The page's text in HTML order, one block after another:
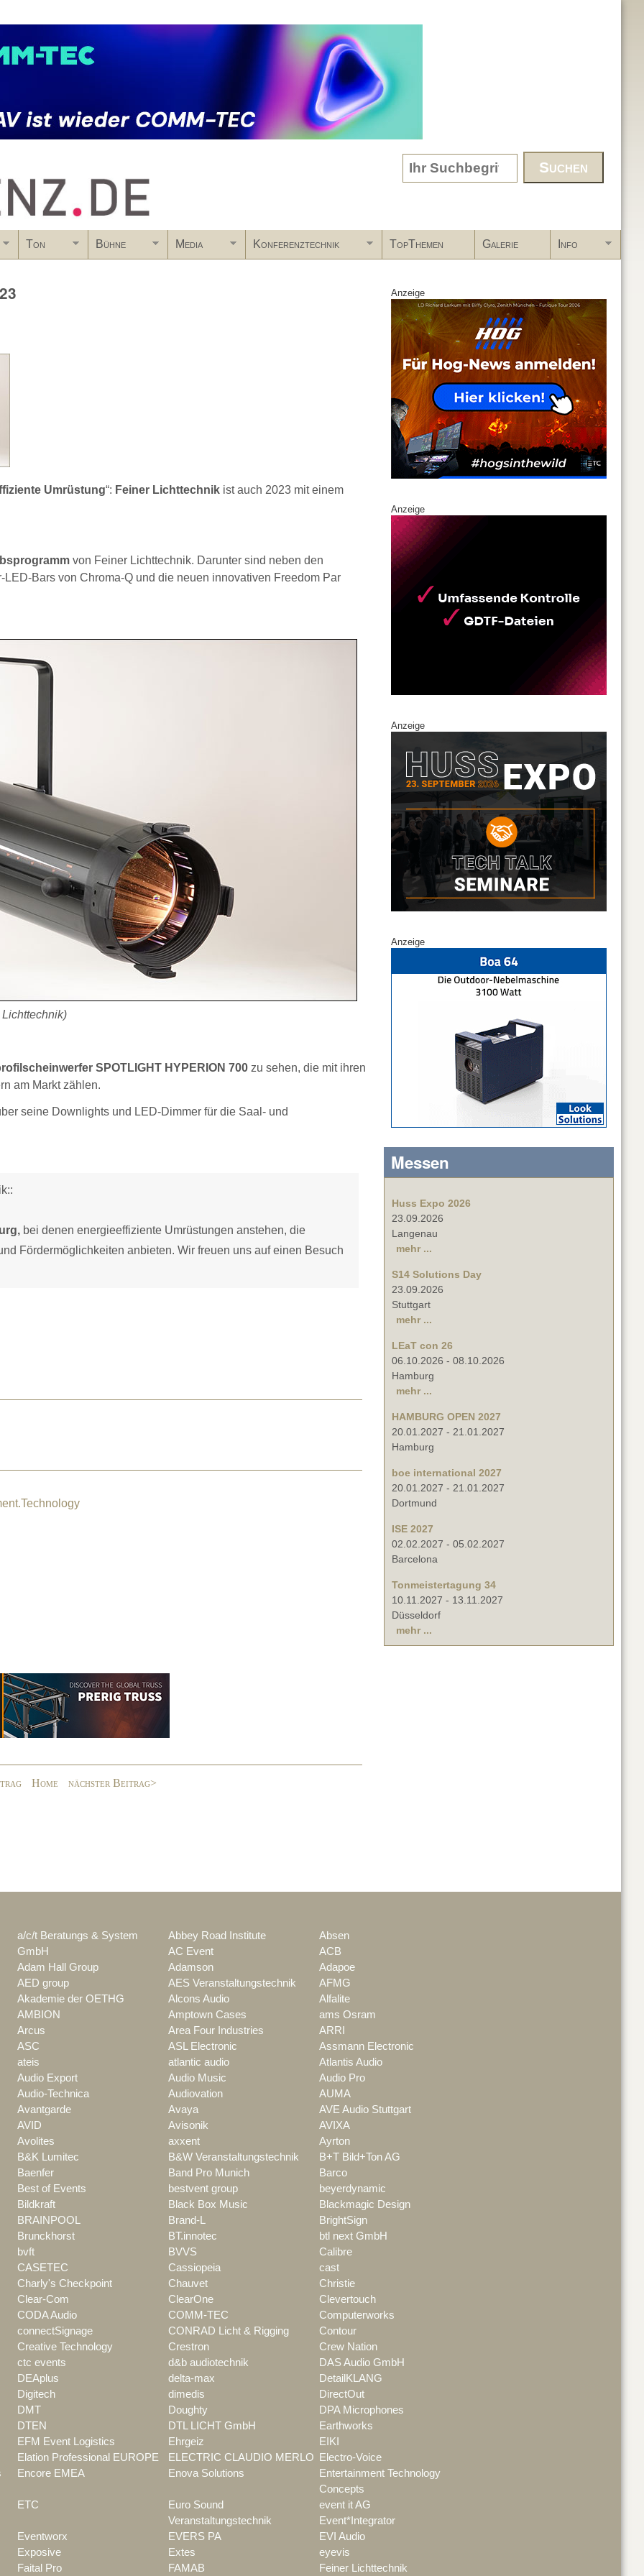
Search form
Ton Bühne Media Konferenztechnik TopThemen Galerie Info
Umrüstung“: Feiner Lichttechnik ist auch 2023 mit einem
von Feiner Lichttechnik. Darunter sind neben den
Bars von Chroma-Q und die neuen innovativen Freedom Par
SPOTLIGHT HYPERION 700 zu sehen, die mit ihren
am Markt zählen.
seine Downlights und LED-Dimmer für die Saal- und
bei denen energieeffiziente Umrüstungen anstehen, die
Fördermöglichkeiten anbieten. Wir freuen uns auf einen Besuch
Home nächster Beitrag>
Anzeige
Anzeige
Anzeige
Anzeige
Messen
Huss Expo 2026
23.09.2026
Langenau
mehr ...
S14 Solutions Day
23.09.2026
Stuttgart
mehr ...
LEaT con 26
06.10.2026 - 08.10.2026
Hamburg
mehr ...
HAMBURG OPEN 2027
20.01.2027 - 21.01.2027
Hamburg
boe international 2027
20.01.2027 - 21.01.2027
Dortmund
ISE 2027
02.02.2027 - 05.02.2027
Barcelona
Tonmeistertagung 34
10.11.2027 - 13.11.2027
Düsseldorf
mehr ...
a/c/t Beratungs & System
GmbH
Abbey Road Institute
Absen
AC Event
ACB
Adam Hall Group Adamson
Adapoe
AED group AES Veranstaltungstechnik
AFMG
Akademie der OETHG Alcons Audio
Alfalite
AMBION Amptown Cases
ams Osram
Arcus Area Four Industries
ARRI
ASC ASL Electronic
Assmann Electronic
ateis atlantic audio
Atlantis Audio
Audio Export Audio Music
Audio Pro
Audio-Technica Audiovation
AUMA
Avantgarde Avaya
AVE Audio Stuttgart
AVID Avisonik
AVIXA
Avolites axxent
Ayrton
B&K Lumitec B&W Veranstaltungstechnik
B+T Bild+Ton AG
Baenfer Band Pro Munich
Barco
Best of Events bestvent group
beyerdynamic
Bildkraft Black Box Music
Blackmagic Design
BRAINPOOL Brand-L
BrightSign
Brunckhorst BT.innotec
btl next GmbH
bvft BVVS
Calibre
CASETEC Cassiopeia
cast
Charly's Checkpoint Chauvet
Christie
Clear-Com ClearOne
Clevertouch
CODA Audio COMM-TEC
Computerworks
connectSignage CONRAD Licht & Rigging
Contour
Creative Technology Crestron
Crew Nation
ctc events d&b audiotechnik
DAS Audio GmbH
DEAplus delta-max
DetailKLANG
Digitech dimedis
DirectOut
DMT Doughty
DPA Microphones
DTEN DTL LICHT GmbH
Earthworks
EFM Event Logistics Ehrgeiz
EIKI
Elation Professional EUROPE ELECTRIC CLAUDIO MERLO
Electro-Voice
Encore EMEA Enova Solutions
Entertainment Technology
Concepts
ETC
Euro Sound
Veranstaltungstechnik
event it AG
Event*Integrator
Eventworx EVERS PA
EVI Audio
Exposive Extes
eyevis
Faital Pro FAMAB Feiner Lichttechnik